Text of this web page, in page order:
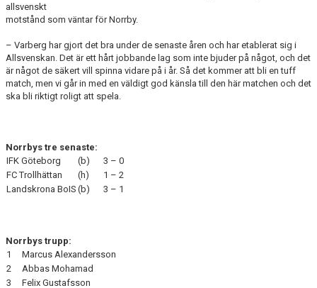
allsvenskt
motstånd som väntar för Norrby.
– Varberg har gjort det bra under de senaste åren och har etablerat sig i
Allsvenskan. Det är ett hårt jobbande lag som inte bjuder på något, och det
är något de säkert vill spinna vidare på i år. Så det kommer att bli en tuff
match, men vi går in med en väldigt god känsla till den här matchen och det
ska bli riktigt roligt att spela.
Norrbys tre senaste:
IFK Göteborg
(b)
3 – 0
FC Trollhättan
(h)
1 – 2
Landskrona BoIS (b) 3 – 1
Norrbys trupp:
1
Marcus Alexandersson
2
Abbas Mohamad
3
Felix Gustafsson